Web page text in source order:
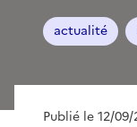
actualité
Publié le 12/09/